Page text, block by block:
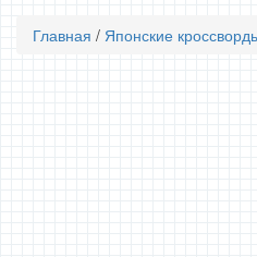
Главная / Японские